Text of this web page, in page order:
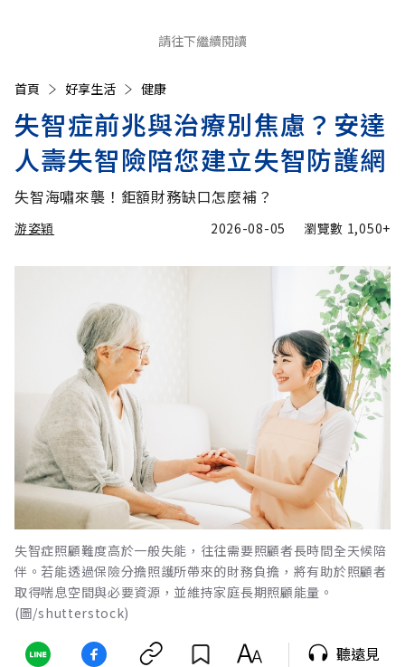
請往下繼續閱讀
首頁 好享生活 健康
失智症前兆與治療別焦慮？安達
人壽失智險陪您建立失智防護網
失智海嘯來襲！鉅額財務缺口怎麼補？
游姿穎 2026-08-05 瀏覽數 1,050+
失智症照顧難度高於一般失能，往往需要照顧者長時間全天候陪
伴。若能透過保險分擔照護所帶來的財務負擔，將有助於照顧者
取得喘息空間與必要資源，並維持家庭長期照顧能量。
(圖/shutterstock)
聽遠見